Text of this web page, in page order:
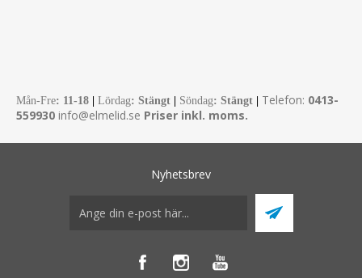
Mån-Fre: 11-18 Lördag: Stängt Söndag: Stängt Telefon: 0413-
559930 info@elmelid.se Priser inkl. moms.
Nyhetsbrev